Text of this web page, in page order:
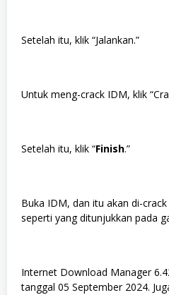
Setelah itu, klik “Jalankan.”
Untuk meng-crack IDM, klik
Setelah itu, klik “Finish.”
Buka IDM, dan itu akan di-
seperti yang ditunjukkan pada
Internet Download Manager
tanggal 05 September 2024.